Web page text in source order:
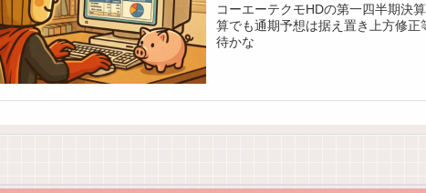
コーエーテクモHDの第一四半期決
算でも通期予想は据え置き上方修正
待かな